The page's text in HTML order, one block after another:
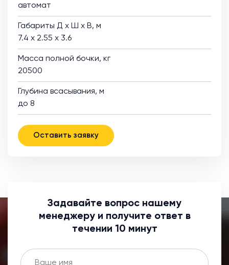
автомат
Габариты Д х Ш х В, м
7.4 х 2.55 х 3.6
Масса полной бочки, кг
20500
Глубина всасывания, м
до 8
Оставить заявку
Задавайте вопрос нашему
менеджеру и получите ответ в
течении 10 минут